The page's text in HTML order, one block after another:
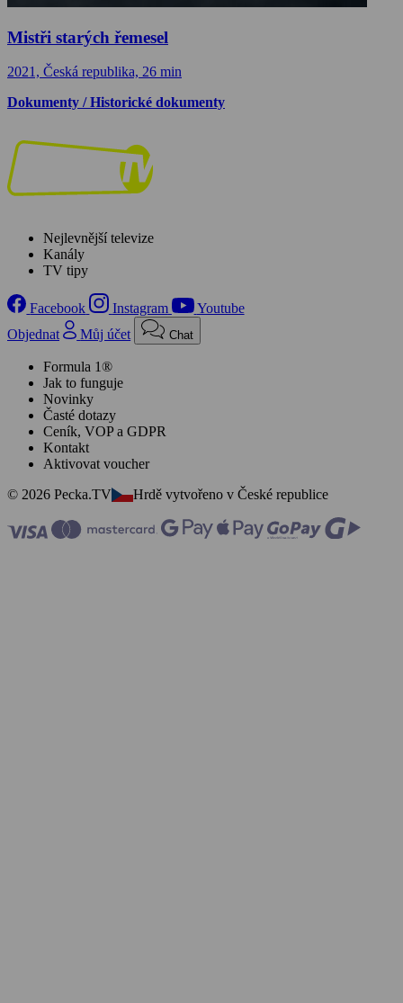
Mistři starých řemesel
2021, Česká republika, 26 min
Dokumenty / Historické dokumenty
Nejlevnější televize
Kanály
TV tipy
Facebook Instagram
Youtube
Objednat
Můj účet Chat
Formula 1®
Jak to funguje
Novinky
Časté dotazy
Ceník, VOP a GDPR
Kontakt
Aktivovat voucher
© 2026 Pecka.TV
Hrdě vytvořeno v České republice